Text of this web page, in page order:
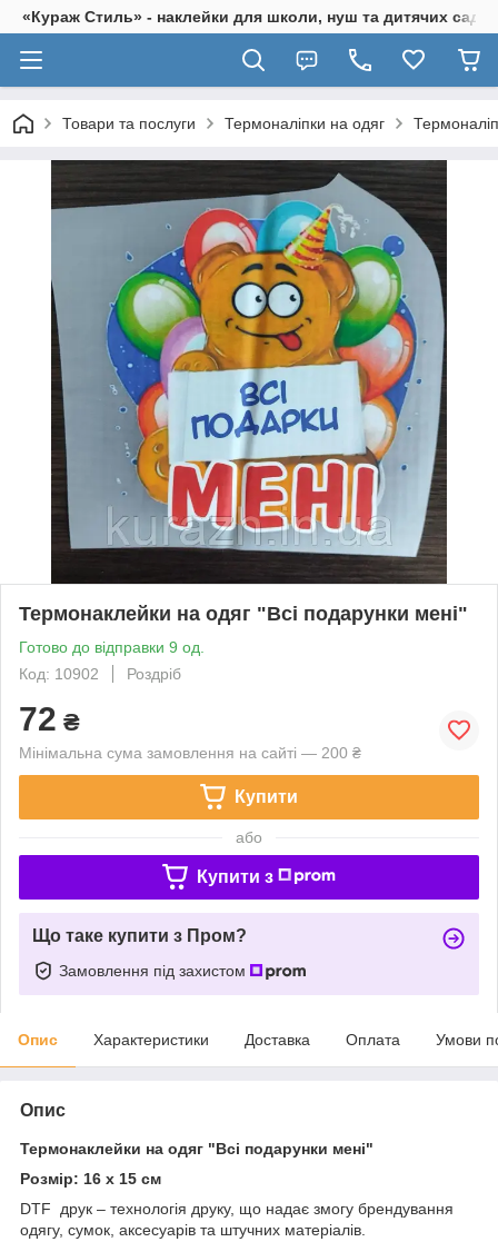
«Кураж Стиль» - наклейки для школи, нуш та дитячих
Товари та послуги Термоналіпки на одяг
Термонаклейки на одяг "Всі подарунки мені"
Готово до відправки 9 од.
Код: 10902
Роздріб
72 ₴
Мінімальна сума замовлення на сайті — 200 ₴
Купити
або
Купити з
Що таке купити з Пром?
Замовлення під захистом
Опис Характеристики Доставка Оплата Умови
Опис
Термонаклейки на одяг "Всі подарунки мені"
Розмір: 16 х 15 см
DTF друк – технологія друку, що надає змогу брендування
одягу, сумок, аксесуарів та штучних матеріалів.